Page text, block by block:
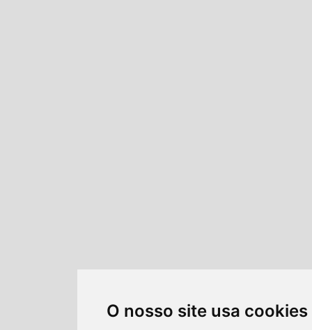
O nosso site usa cookies